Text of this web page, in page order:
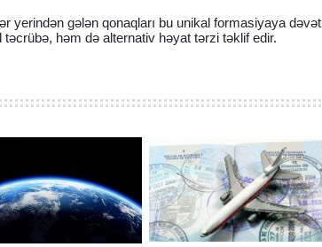
yerindən gələn qonaqları bu unikal formasiyaya dəvət
həm də alternativ həyat tərzi təklif edir.